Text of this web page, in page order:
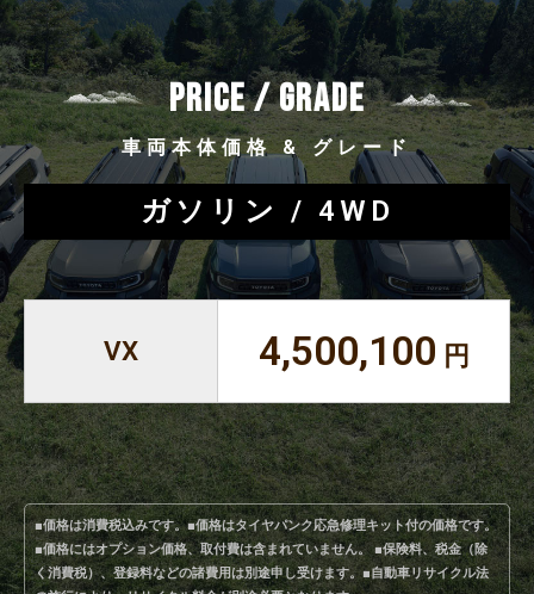
PRICE / GRADE
車両本体価格 & グレード
ガソリン / 4WD
VX 4,500,100 円
■価格は消費税込みです。■価格はタイヤパンク応急修理キット付の価格です。
■価格にはオプション価格、取付費は含まれていません。 ■保険料、税金（除
く消費税）、登録料などの諸費用は別途申し受けます。■自動車リサイクル法